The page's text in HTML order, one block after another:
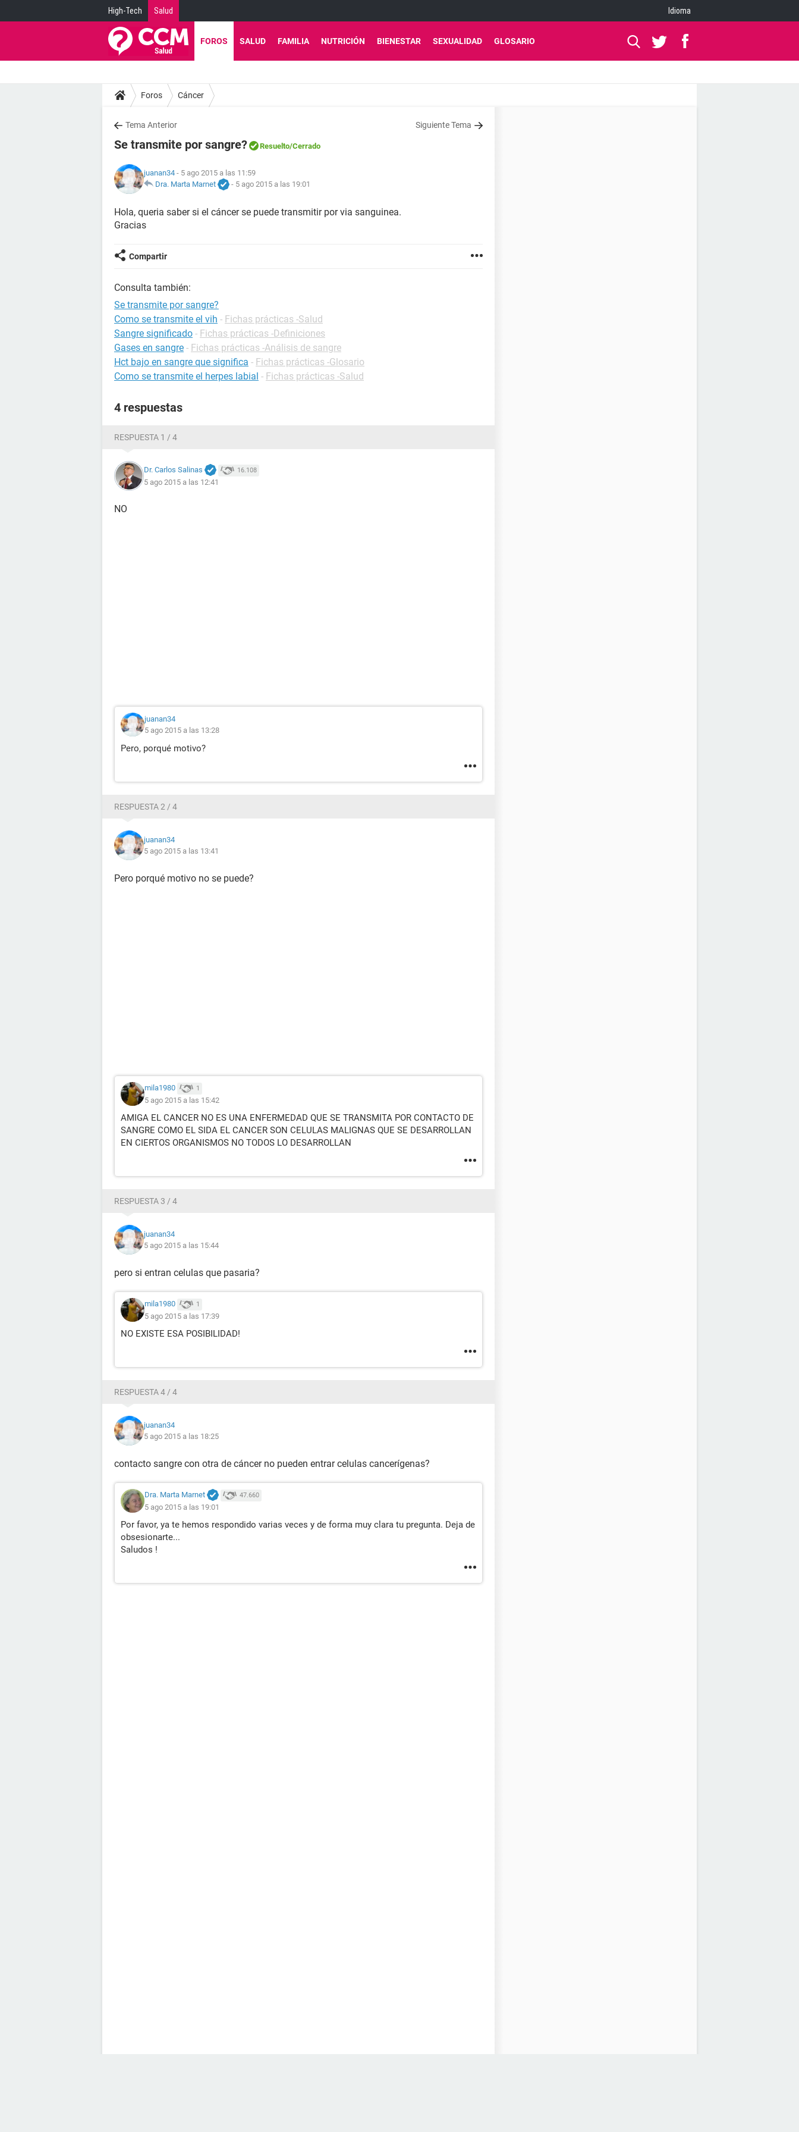
High-Tech Salud Idioma
FOROS SALUD FAMILIA NUTRICIÓN BIENESTAR SEXUALIDAD GLOSARIO
Foros Cáncer
Tema Anterior Siguiente Tema
Se transmite por sangre? Resuelto/Cerrado
juanan34 - 5 ago 2015 a las 11:59
Dra. Marta Marnet
- 5 ago 2015 a las 19:01
Hola, queria saber si el cáncer se puede transmitir por via sanguinea.
Gracias
Compartir
Consulta también:
Se transmite por sangre?
Como se transmite el vih - Fichas prácticas -Salud
Sangre significado - Fichas prácticas -Definiciones
Gases en sangre - Fichas prácticas -Análisis de sangre
Hct bajo en sangre que significa - Fichas prácticas -Glosario
Como se transmite el herpes labial - Fichas prácticas -Salud
4 respuestas
RESPUESTA 1 / 4
Dr. Carlos Salinas 16.108
5 ago 2015 a las 12:41
NO
juanan34
5 ago 2015 a las 13:28
Pero, porqué motivo?
RESPUESTA 2 / 4
juanan34
5 ago 2015 a las 13:41
Pero porqué motivo no se puede?
mila1980 1
5 ago 2015 a las 15:42
AMIGA EL CANCER NO ES UNA ENFERMEDAD QUE SE TRANSMITA POR CONTACTO DE
SANGRE COMO EL SIDA EL CANCER SON CELULAS MALIGNAS QUE SE DESARROLLAN
EN CIERTOS ORGANISMOS NO TODOS LO DESARROLLAN
RESPUESTA 3 / 4
juanan34
5 ago 2015 a las 15:44
pero si entran celulas que pasaria?
mila1980 1
5 ago 2015 a las 17:39
NO EXISTE ESA POSIBILIDAD!
RESPUESTA 4 / 4
juanan34
5 ago 2015 a las 18:25
contacto sangre con otra de cáncer no pueden entrar celulas cancerígenas?
Dra. Marta Marnet 47.660
5 ago 2015 a las 19:01
Por favor, ya te hemos respondido varias veces y de forma muy clara tu pregunta. Deja de
obsesionarte...
Saludos !